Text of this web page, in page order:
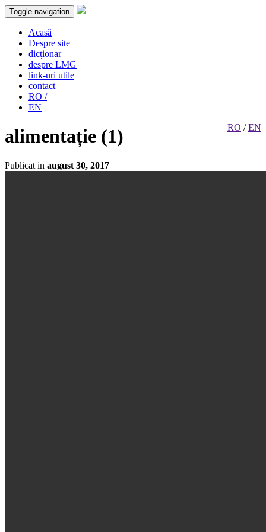
Toggle navigation
Acasă
Despre site
dicționar
despre LMG
link-uri utile
contact
RO /
EN
RO /EN
alimentație (1)
Publicat in august 30, 2017